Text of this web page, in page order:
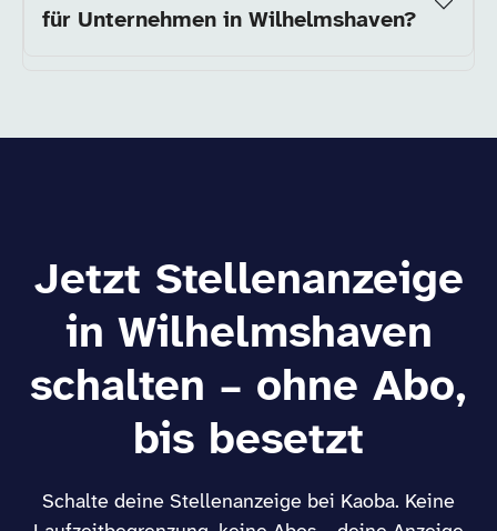
für Unternehmen in Wilhelmshaven?
Jetzt Stellenanzeige
in Wilhelmshaven
schalten – ohne Abo,
bis besetzt
Schalte deine Stellenanzeige bei Kaoba. Keine